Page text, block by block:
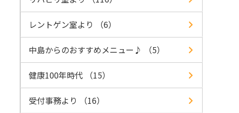
レントゲン室より （6）
中島からのおすすめメニュー♪ （5）
健康100年時代 （15）
受付事務より （16）